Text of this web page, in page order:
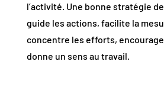
l’activité. Une bonne stratégie
guide les actions, facilite la
concentre les efforts,
donne un sens au travail.